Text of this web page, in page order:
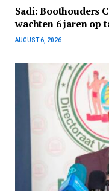
Sadi: Boothouders
wachten 6 jaren op
AUGUST 6, 2026